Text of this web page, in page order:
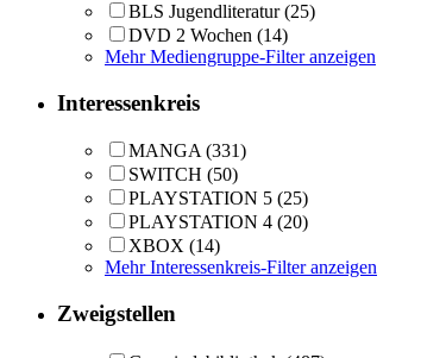
BLS Jugendliteratur (25)
DVD 2 Wochen (14)
Mehr Mediengruppe-Filter anzeigen
Interessenkreis
MANGA (331)
SWITCH (50)
PLAYSTATION 5 (25)
PLAYSTATION 4 (20)
XBOX (14)
Mehr Interessenkreis-Filter anzeigen
Zweigstellen